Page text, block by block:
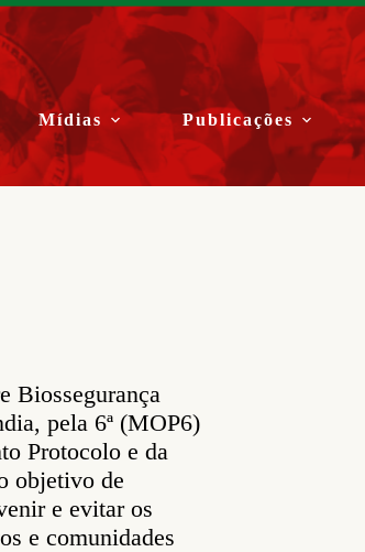
Mídias Publicações
Biossegurança
pela 6ª (MOP6)
Protocolo e da
objetivo de
e evitar os
e comunidades